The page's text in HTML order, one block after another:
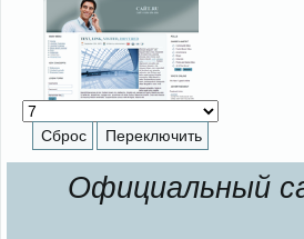
Официальный